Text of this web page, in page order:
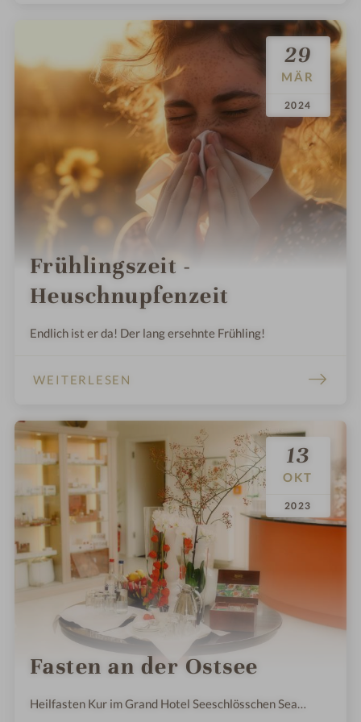
Frühlingszeit -
Heuschnupfenzeit
29
MÄR
2024
Endlich ist er da! Der lang ersehnte Frühling!
WEITERLESEN
Fasten an der Ostsee
13
OKT
2023
Heilfasten Kur im Grand Hotel Seeschlösschen Sea